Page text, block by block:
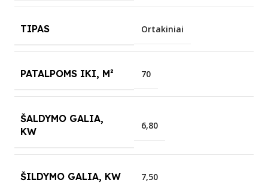
TIPAS Ortakiniai
PATALPOMS IKI, M² 70
ŠALDYMO GALIA,
KW
6,80
ŠILDYMO GALIA, KW 7,50